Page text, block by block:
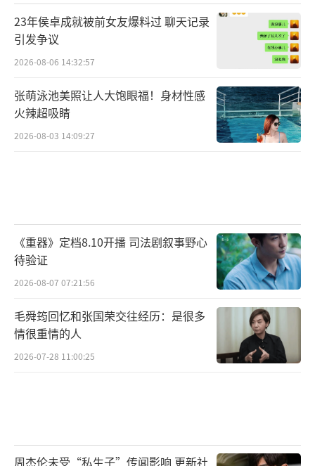
23年侯卓成就被前女友爆料过 聊天记录
引发争议
2026-08-06 14:32:57
张萌泳池美照让人大饱眼福！身材性感
火辣超吸睛
2026-08-03 14:09:27
《重器》定档8.10开播 司法剧叙事野心
待验证
2026-08-07 07:21:56
毛舜筠回忆和张国荣交往经历：是很多
情很重情的人
2026-07-28 11:00:25
周杰伦未受“私生子”传闻影响 更新社